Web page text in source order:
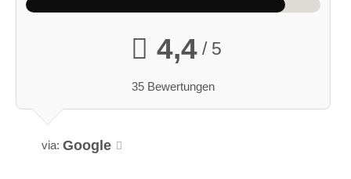
4,4/ 5
35 Bewertungen
via: Google